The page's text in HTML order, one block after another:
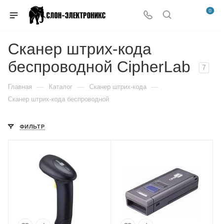
0
Сканер штрих-кода
беспроводной CipherLab
7
Главная — Каталог — Сканер штрих-кода —
Сканер штрих-кода беспроводной
ФИЛЬТР